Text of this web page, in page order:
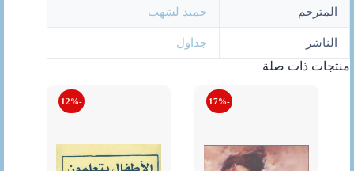
المترجم حميد لشهب
الناشر جداول
منتجات ذات صلة
-17%
-12%